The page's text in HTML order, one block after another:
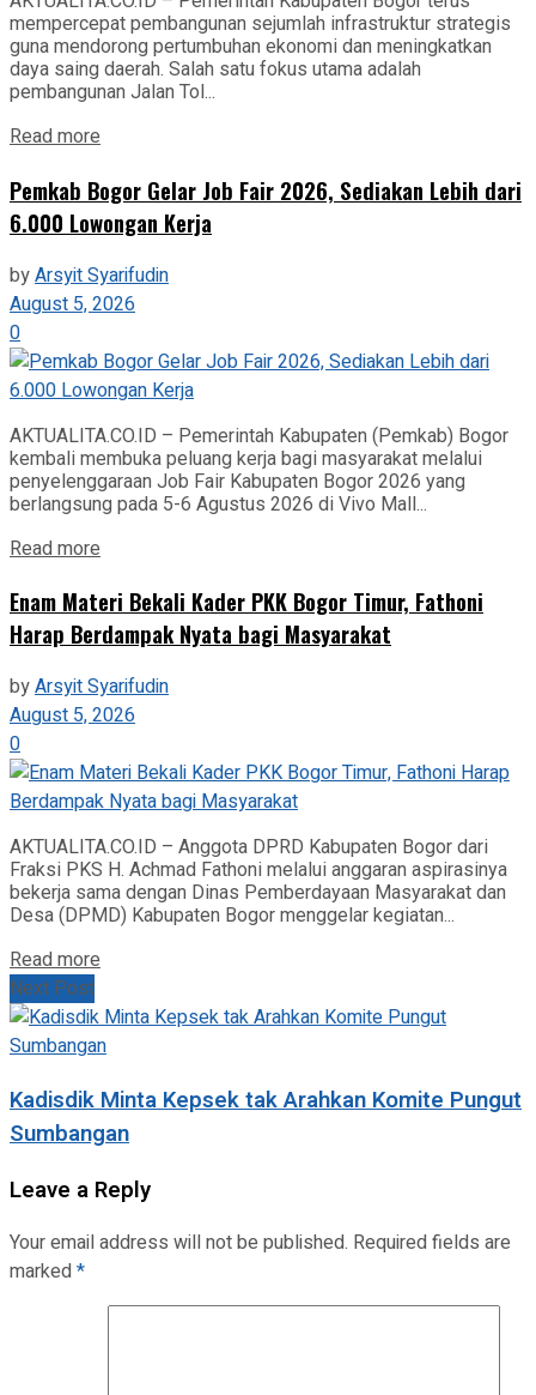
mempercepat pembangunan sejumlah infrastruktur strategis
guna mendorong pertumbuhan ekonomi dan meningkatkan
daya saing daerah. Salah satu fokus utama adalah
pembangunan Jalan Tol...
Read more
Pemkab Bogor Gelar Job Fair 2026, Sediakan Lebih dari
6.000 Lowongan Kerja
byArsyit Syarifudin
August 5, 2026
0
AKTUALITA.CO.ID – Pemerintah Kabupaten (Pemkab) Bogor
kembali membuka peluang kerja bagi masyarakat melalui
penyelenggaraan Job Fair Kabupaten Bogor 2026 yang
berlangsung pada 5-6 Agustus 2026 di Vivo Mall...
Read more
‎Enam Materi Bekali Kader PKK Bogor Timur, Fathoni
Harap Berdampak Nyata bagi Masyarakat
byArsyit Syarifudin
August 5, 2026
0
AKTUALITA.CO.ID – Anggota DPRD Kabupaten Bogor dari
Fraksi PKS H. Achmad Fathoni melalui anggaran aspirasinya
bekerja sama dengan Dinas Pemberdayaan Masyarakat dan
Desa (DPMD) Kabupaten Bogor menggelar kegiatan...
Read more
Next Post
Kadisdik Minta Kepsek tak Arahkan Komite Pungut
Sumbangan
Leave a Reply
Your email address will not be published. Required fields are
marked*